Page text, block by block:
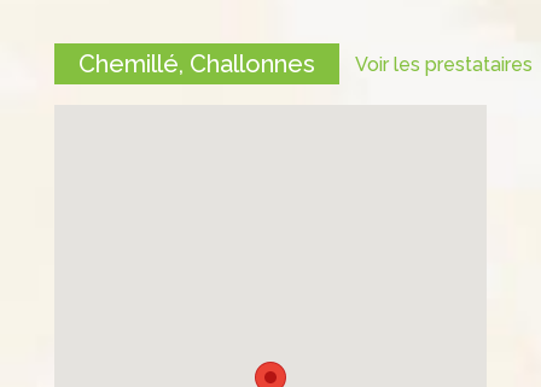
o
o
n
Chemillé, Challonnes Voir les prestataires